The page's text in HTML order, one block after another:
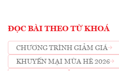
ĐỌC BÀI THEO TỪ KHOÁ
CHƯƠNG TRÌNH GIẢM GIÁ
KHUYẾN MẠI MÙA HÈ 2026